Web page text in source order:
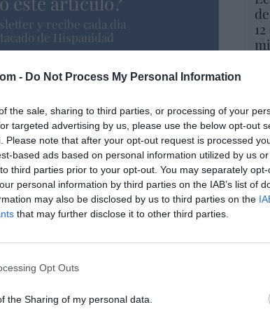
- Do Not Process My Personal Information
the sale, sharing to third parties, or processing of your
targeted advertising by us, please use the below opt-out
Please note that after your opt-out request is processed
based ads based on personal information utilized by us
third parties prior to your opt-out. You may separately
personal information by third parties on the IAB’s list of
may also be disclosed by us to third parties on the
that may further disclose it to other third parties.
Opt Outs
the Sharing of my personal data.
y recibe cada dia
de Hispanidad
y